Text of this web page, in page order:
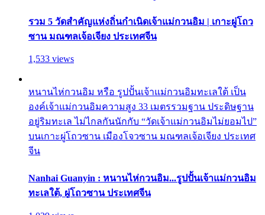
รวม 5 วัดสำคัญแห่งถิ่นกำเนิดเจ้าแม่กวนอิม | เกาะผู่โถว
ซาน มณฑลเจ้อเจียง ประเทศจีน
1,533 views
หนานไห่กวนอิม หรือ รูปปั้นเจ้าแม่กวนอิมทะเลใต้ เป็น
องค์เจ้าแม่กวนอิมความสูง 33 เมตรรวมฐาน ประดิษฐาน
อยู่ริมทะเล ไม่ไกลกันนักกับ “วัดเจ้าแม่กวนอิมไม่ยอมไป”
บนเกาะผู่โถวซาน เมืองโจวซาน มณฑลเจ้อเจียง ประเทศ
จีน
Nanhai Guanyin : หนานไห่กวนอิม...รูปปั้นเจ้าแม่กวนอิม
ทะเลใต้, ผู่โถวซาน ประเทศจีน